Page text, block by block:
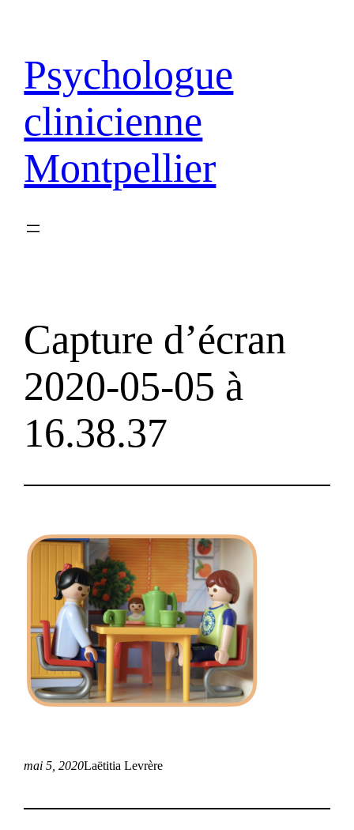
Psychologue
clinicienne
Montpellier
Capture d’écran
2020-05-05 à
16.38.37
mai 5, 2020Laëtitia Levrère